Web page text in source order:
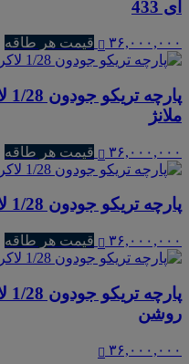
ای 433
۳۶,۰۰۰,۰۰۰ قیمت هر طاقه
ملانژ
۳۶,۰۰۰,۰۰۰ قیمت هر طاقه
پارچه تریکو جودون 1/28 لاکرا گردباف نوریس | یاسی
۳۶,۰۰۰,۰۰۰ قیمت هر طاقه
روشن
۳۶,۰۰۰,۰۰۰